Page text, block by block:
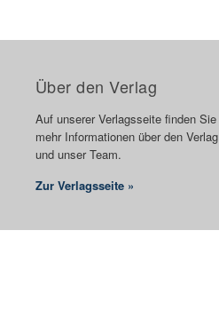
Über den Verlag
Auf unserer Verlagsseite finden Sie
mehr Informationen über den Verlag
und unser Team.
Zur Verlagsseite »